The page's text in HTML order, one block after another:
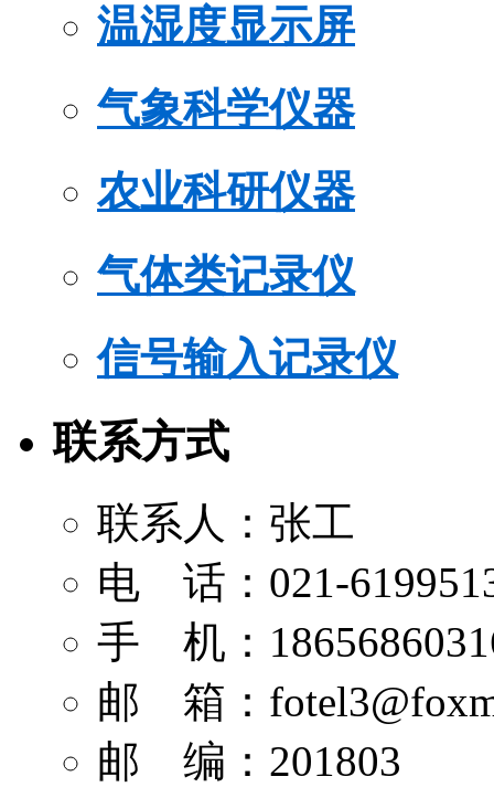
温湿度显示屏
气象科学仪器
农业科研仪器
气体类记录仪
信号输入记录仪
联系方式
联系人：张工
电 话：021-
手 机：
邮 箱：
邮 编：201803